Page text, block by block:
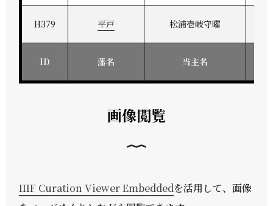
H379 平戸 松浦壱岐守曜
ID 藩名 当主名
画像閲覧
IIIF Curation Viewer Embeddedを活用して、画像